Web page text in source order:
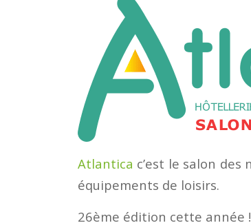
Atlantica c’est le salon
équipements de loisirs.
26ème édition cette année !